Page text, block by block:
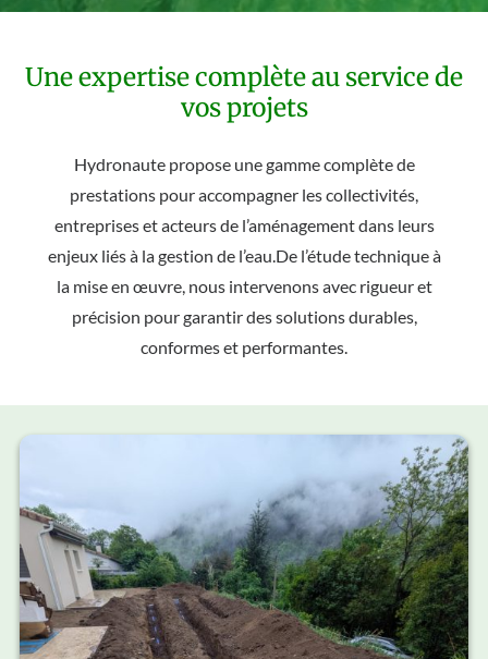
Une expertise complète au service de
vos projets
Hydronaute propose une gamme complète de
prestations pour accompagner les collectivités,
entreprises et acteurs de l’aménagement dans leurs
enjeux liés à la gestion de l’eau.De l’étude technique à
la mise en œuvre, nous intervenons avec rigueur et
précision pour garantir des solutions durables,
conformes et performantes.